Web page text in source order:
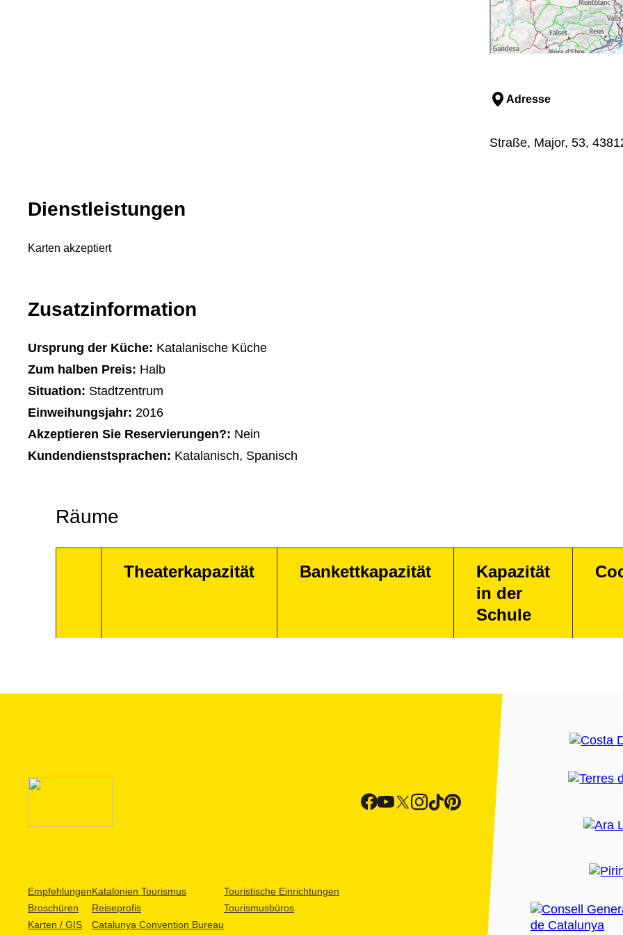
Adresse
Straße, Major, 53,
Dienstleistungen
Karten akzeptiert
Zusatzinformation
Ursprung der Küche: Katalanische Küche
Zum halben Preis: Halb
Situation: Stadtzentrum
Einweihungsjahr: 2016
Akzeptieren Sie Reservierungen?: Nein
Kundendienstsprachen: Katalanisch, Spanisch
Räume
Theaterkapazität Bankettkapazität
Kapazität
in der
Schule
Empfehlungen
Broschüren
Karten / GIS
Katalonien Tourismus
Reiseprofis
Catalunya Convention Bureau
Touristische Einrichtungen
Tourismusbüros